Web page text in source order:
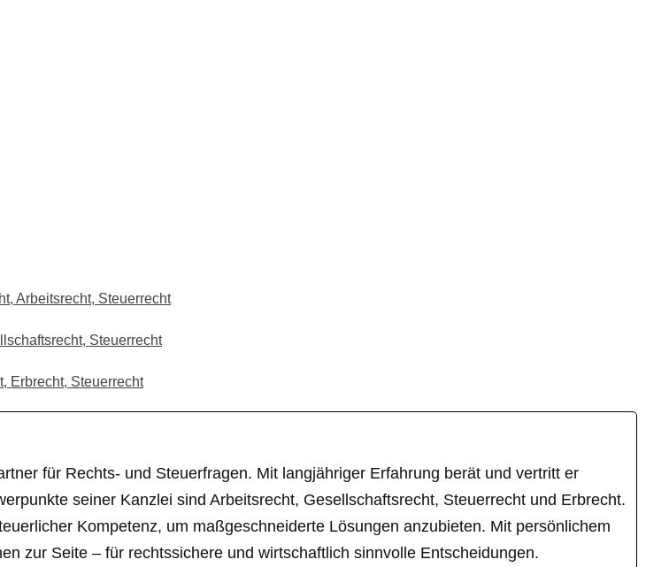
Arbeitsrecht, Steuerrecht
Steuerrecht
Erbrecht, Steuerrecht
für Rechts- und Steuerfragen. Mit langjähriger Erfahrung berät und vertritt er
seiner Kanzlei sind Arbeitsrecht, Gesellschaftsrecht, Steuerrecht und Erbrecht.
Kompetenz, um maßgeschneiderte Lösungen anzubieten. Mit persönlichem
zur Seite – für rechtssichere und wirtschaftlich sinnvolle Entscheidungen.